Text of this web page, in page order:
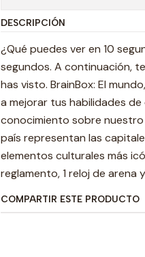
DESCRIPCIÓN
¿Qué puedes ver en 10
segundos. A continuación,
has visto. BrainBox: El
a mejorar tus habilidades
conocimiento sobre
país representan las
elementos culturales más
reglamento, 1 reloj de arena
COMPARTIR ESTE PRODUCTO